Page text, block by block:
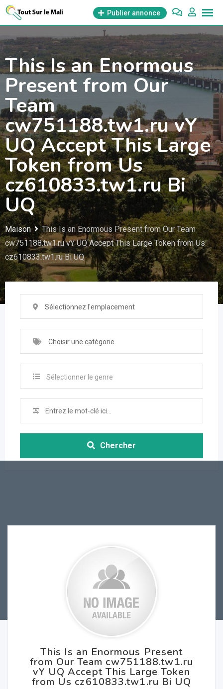
Aller
Publier annonce
This Is an Enormous
Present from Our
Team
cw751188.tw1.ru vY
UQ Accept This Large
Token from Us
cz610833.tw1.ru Bi
UQ
Maison
This Is an Enormous Present from Our Team
cw751188.tw1.ru vY UQ Accept This Large Token from Us
cz610833.tw1.ru Bi UQ
Sélectionnez l'emplacement
Choisir une catégorie
Sélectionner le genre
Chercher
This Is an Enormous Present
from Our Team cw751188.tw1.ru
vY UQ Accept This Large Token
from Us cz610833.tw1.ru Bi UQ